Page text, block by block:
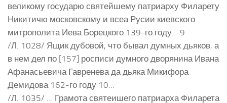
великому государю святейшему патриарху Филарету
Никитичю московскому и всеа Русии киевского
митрополита Иева Борецкого 139-го году… 9
/Л. 1028/ Ящик дубовой, что бывал думных дьяков, а
в нем дел по [157] росписи думного дворянина Ивана
Афанасьевича Гавренева да дьяка Микифора
Демидова 162-го году 10…
/Л. 1035/ … Грамота святеишего патриарха Филарета